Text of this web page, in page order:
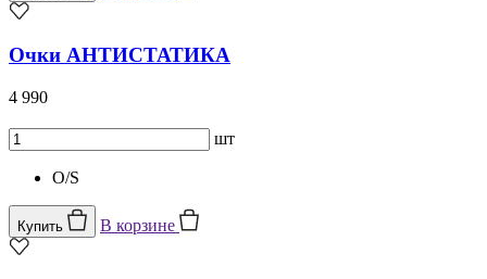
Очки АНТИСТАТИКА
4 990
шт
O/S
Купить В корзине